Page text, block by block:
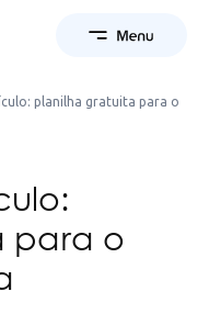
planilha gratuita para o
para o